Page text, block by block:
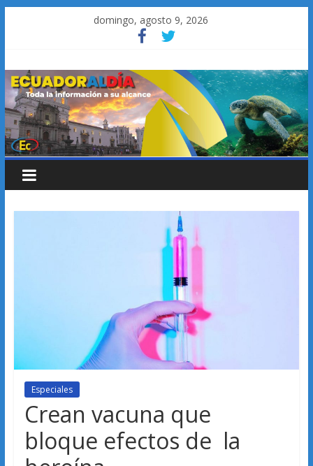
domingo, agosto 9, 2026
Especiales
Crean vacuna que
bloque efectos de la